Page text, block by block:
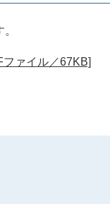
ァイル／67KB]